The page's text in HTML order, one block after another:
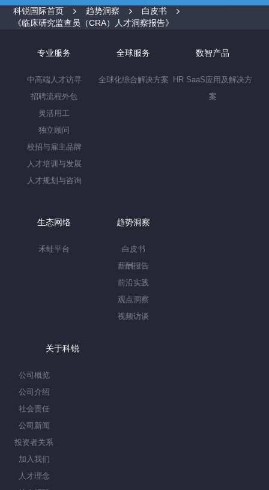
科锐国际首页 趋势洞察
白皮书
《临床研究监查员（CRA）人才洞察报告》
专业服务
中高端人才访寻
招聘流程外包
灵活用工
独立顾问
校招与雇主品牌
人才培训与发展
人才规划与咨询
全球服务
全球化综合解决方案
数智产品
HR SaaS应用及解决方
案
生态网络
禾蛙平台
趋势洞察
白皮书
薪酬报告
前沿实践
观点洞察
视频访谈
关于科锐
公司概览
公司介绍
社会责任
公司新闻
投资者关系
加入我们
人才理念